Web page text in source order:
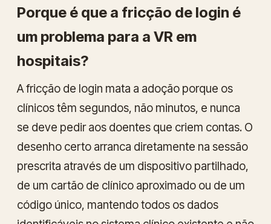
Porque é que a fricção de login é
um problema para a VR em
hospitais?
A fricção de login mata a adoção porque os
clínicos têm segundos, não minutos, e nunca
se deve pedir aos doentes que criem contas. O
desenho certo arranca diretamente na sessão
prescrita através de um dispositivo partilhado,
de um cartão de clínico aproximado ou de um
código único, mantendo todos os dados